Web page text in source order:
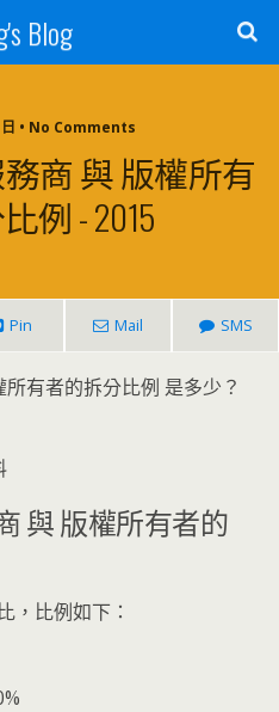
Blog
日 • No Comments
商 與 版權所有
例 - 2015
Pin Mail SMS
有者的拆分比例 是多少？
與 版權所有者的
，比例如下：